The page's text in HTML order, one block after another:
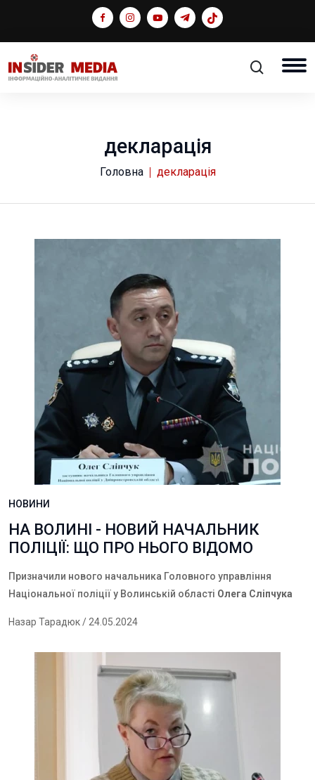
декларація
Головна декларація
НОВИНИ
НА ВОЛИНІ - НОВИЙ НАЧАЛЬНИК
ПОЛІЦІЇ: ЩО ПРО НЬОГО ВІДОМО
Призначили нового начальника Головного управління
Національної поліції у Волинській області Олега Сліпчука
Назар Тарадюк/ 24.05.2024